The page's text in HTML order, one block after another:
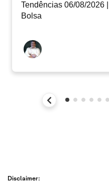
Tendências 06/08/2026
Bolsa
Disclaimer: